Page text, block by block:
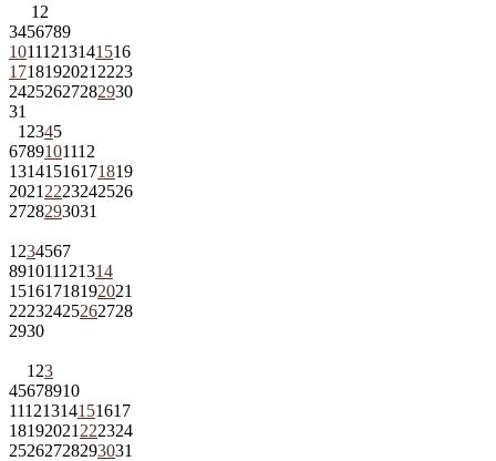
1 2
3456789
10111213141516
1718192021 2223
24252627282930
31
1 2345
6789101112
13141516171819
2021 2223242526
2728293031
1 234567
891011121314
15161718192021
22232425262728
2930
1 23
45678910
11121314151617
18192021 222324
25262728293031